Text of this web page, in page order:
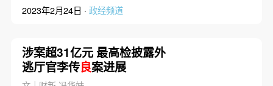
2023年2月24日 · 政经频道
涉案超31亿元 最高检披露外
逃厅官李传良案进展